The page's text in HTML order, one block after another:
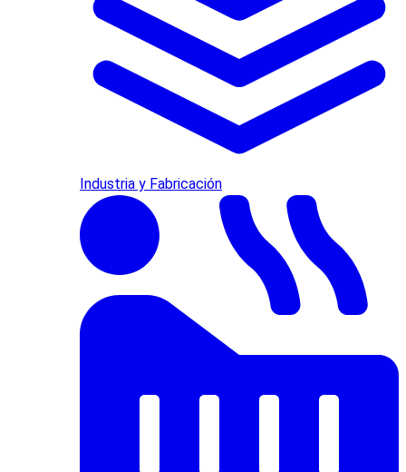
Industria y Fabricación